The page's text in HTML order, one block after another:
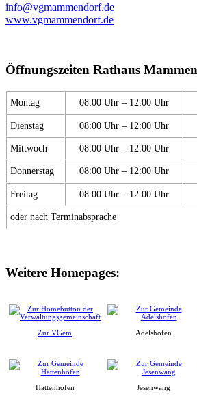
info@vgmammendorf.de
www.vgmammendorf.de
Öffnungszeiten Rathaus
Montag 08:00 Uhr – 12:00 Uhr
Dienstag 08:00 Uhr – 12:00 Uhr
Mittwoch 08:00 Uhr – 12:00 Uhr
Donnerstag 08:00 Uhr – 12:00 Uhr
Freitag 08:00 Uhr – 12:00 Uhr
oder nach Terminabsprache
Weitere Homepages:
Zur VGem Adelshofen
Hattenhofen Jesenwang